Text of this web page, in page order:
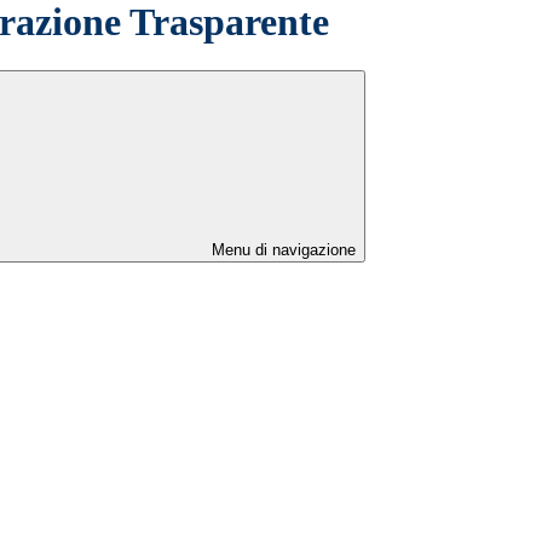
Trasparente
Menu di navigazione